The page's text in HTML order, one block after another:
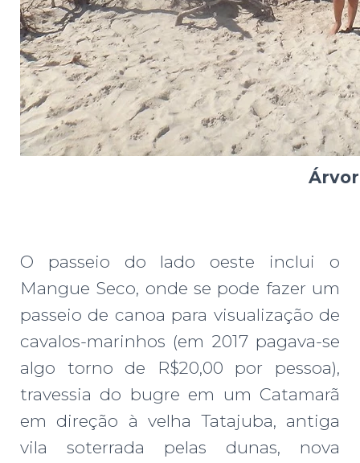
O passeio do lado oeste inclui o
Mangue Seco, onde se pode fazer um
passeio de canoa para visualização de
cavalos-marinhos (em 2017 pagava-se
algo torno de R$20,00 por pessoa),
travessia do bugre em um Catamarã
em direção à velha Tatajuba, antiga
vila soterrada pelas dunas, nova